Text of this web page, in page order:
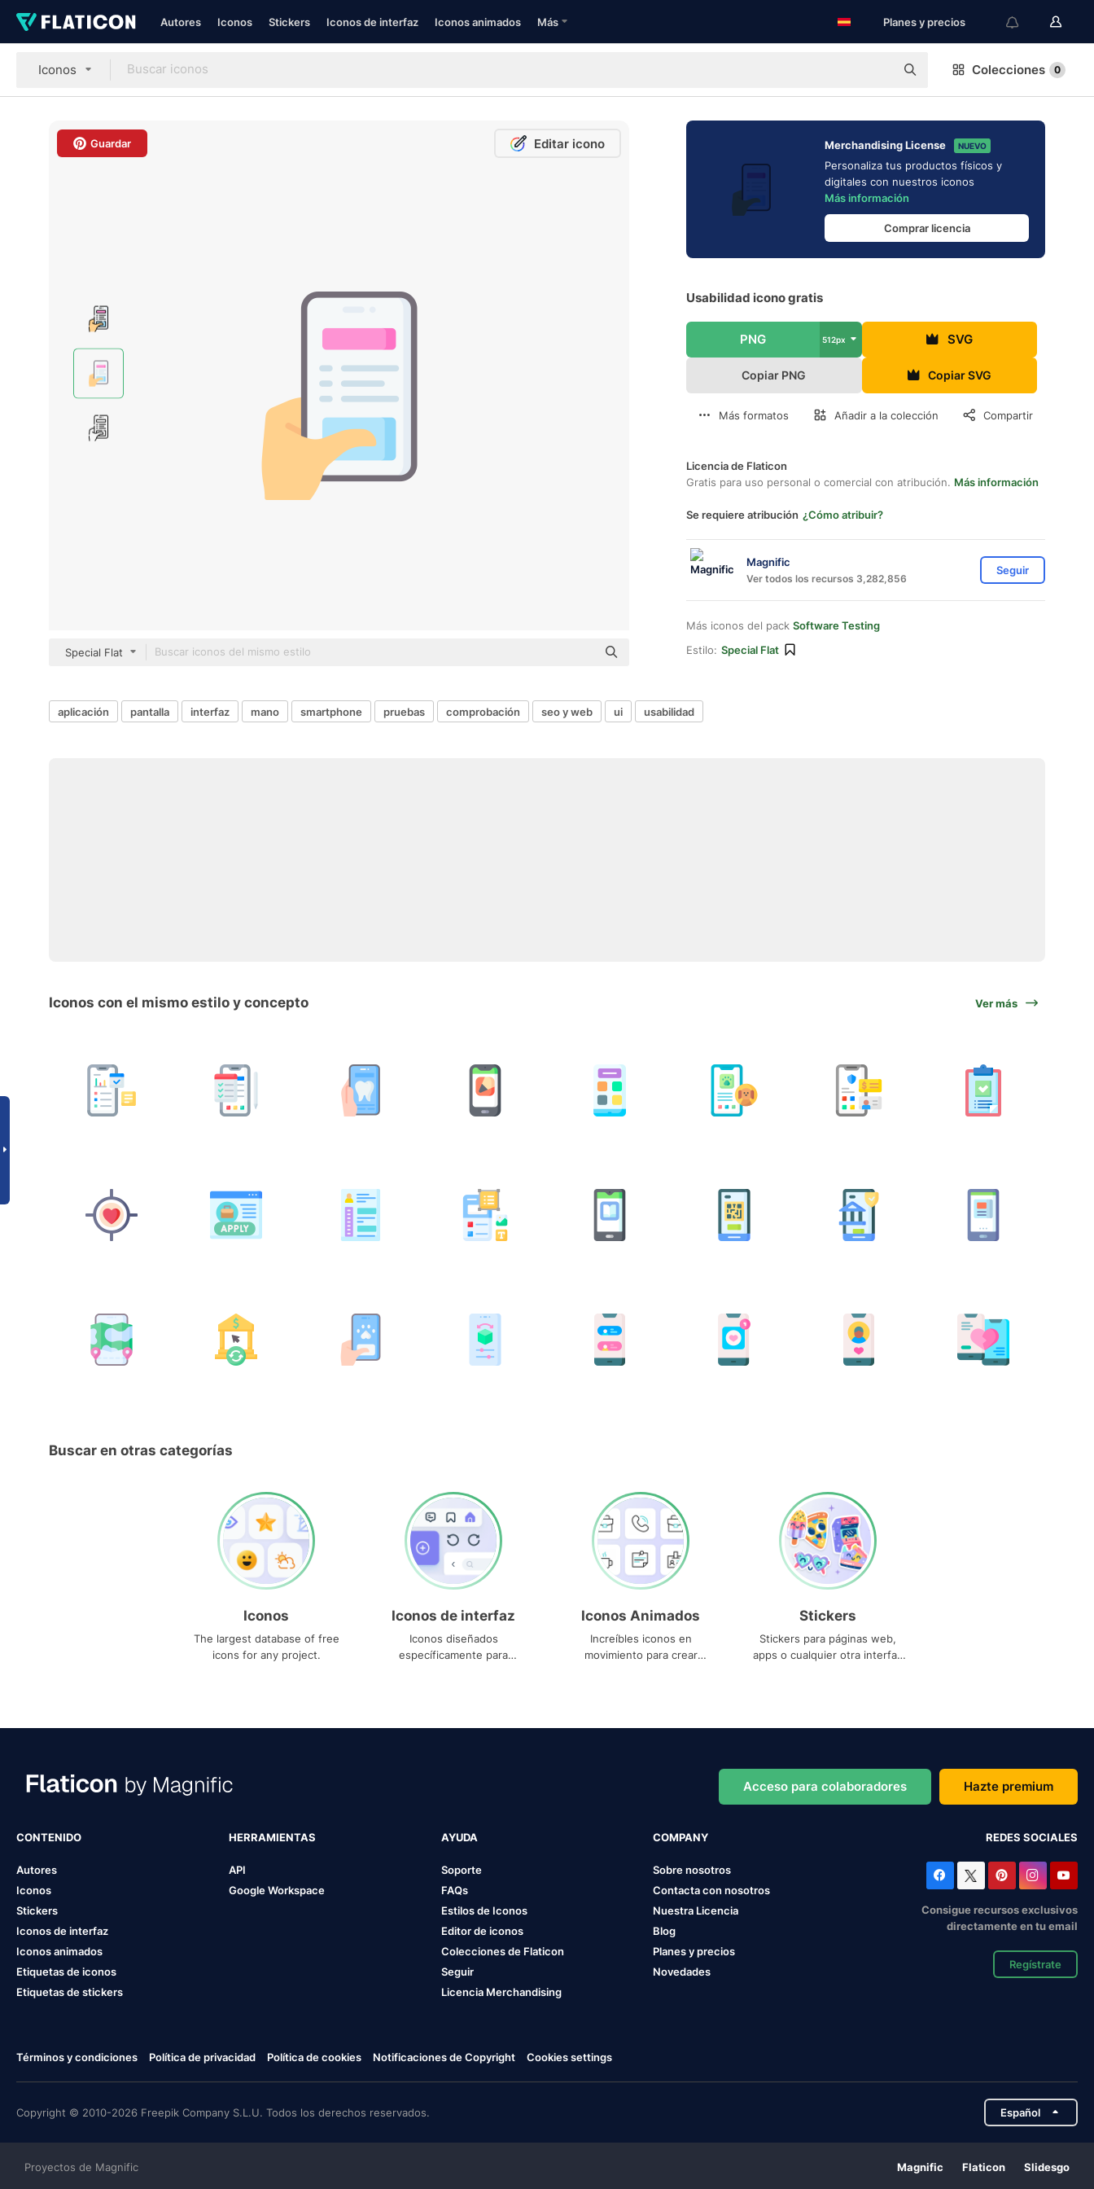
Autores Iconos Stickers Iconos de interfaz Iconos animados Más Planes y precios
Iconos Colecciones 0
Guardar Editar icono
Special Flat
Merchandising License NUEVO
Personaliza tus productos físicos y
digitales con nuestros iconos
Más información
Comprar licencia
Usabilidad icono gratis
PNG 512px SVG
Copiar PNG Copiar SVG
Más formatos Añadir a la colección Compartir
Licencia de Flaticon
Gratis para uso personal o comercial con atribución. Más información
Se requiere atribución ¿Cómo atribuir?
Magnific
Ver todos los recursos 3,282,856
Seguir
Más iconos del pack Software Testing
Estilo: Special Flat
aplicación pantalla interfaz mano smartphone pruebas comprobación seo y web ui usabilidad
Iconos con el mismo estilo y concepto Ver más
Buscar en otras categorías
Iconos
The largest database of free
icons for any project.
Iconos de interfaz
Iconos diseñados
específicamente para
Iconos Animados
Increíbles iconos en
movimiento para crear
Stickers
Stickers para páginas web,
apps o cualquier otra interfaz
Acceso para colaboradores Hazte premium
CONTENIDO
Autores
Iconos
Stickers
Iconos de interfaz
Iconos animados
Etiquetas de iconos
Etiquetas de stickers
HERRAMIENTAS
API
Google Workspace
AYUDA
Soporte
FAQs
Estilos de Iconos
Editor de iconos
Colecciones de Flaticon
Seguir
Licencia Merchandising
COMPANY
Sobre nosotros
Contacta con nosotros
Nuestra Licencia
Blog
Planes y precios
Novedades
REDES SOCIALES
Consigue recursos exclusivos
directamente en tu email
Regístrate
Términos y condiciones Política de privacidad Política de cookies Notificaciones de Copyright Cookies settings
Copyright © 2010-2026 Freepik Company S.L.U. Todos los derechos reservados. Español
Proyectos de Magnific Magnific Flaticon Slidesgo